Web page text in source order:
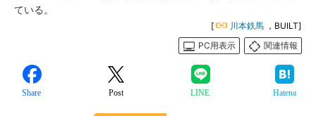
ている。
[ 川本鉄馬 ，BUILT]
PC用表示
関連情報
Share Post LINE Hatena